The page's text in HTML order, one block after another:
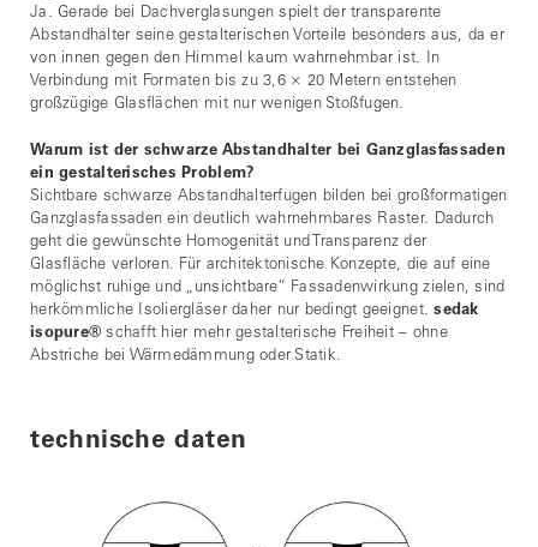
Ja. Gerade bei Dachverglasungen spielt der transparente
Abstandhalter seine gestalterischen Vorteile besonders aus, da er
von innen gegen den Himmel kaum wahrnehmbar ist. In
Verbindung mit Formaten bis zu 3,6 × 20 Metern entstehen
großzügige Glasflächen mit nur wenigen Stoßfugen.
Warum ist der schwarze Abstandhalter bei Ganzglasfassaden
ein gestalterisches Problem?
Sichtbare schwarze Abstandhalterfugen bilden bei großformatigen
Ganzglasfassaden ein deutlich wahrnehmbares Raster. Dadurch
geht die gewünschte Homogenität und Transparenz der
Glasfläche verloren. Für architektonische Konzepte, die auf eine
möglichst ruhige und „unsichtbare“ Fassadenwirkung zielen, sind
herkömmliche Isoliergläser daher nur bedingt geeignet.sedak
isopure® schafft hier mehr gestalterische Freiheit – ohne
Abstriche bei Wärmedämmung oder Statik.
technische daten